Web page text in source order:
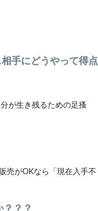
手にどうやって得点
が生き残るための足搔
売がOKなら「現在入手不
？？？